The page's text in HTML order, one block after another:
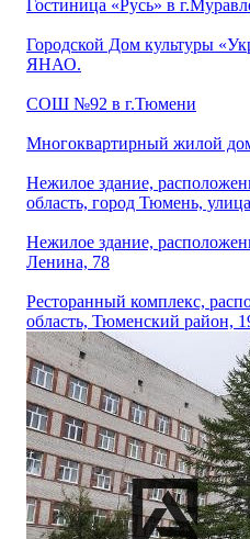
Гостиница «Русь» в
Городской Дом культуры
ЯНАО.
СОШ №92 в г.Тюмени
Многоквартирный жилой
Нежилое здание,
область, город Тюмень,
Нежилое здание,
Ленина, 78
Ресторанный комплекс,
область, Тюменский район,